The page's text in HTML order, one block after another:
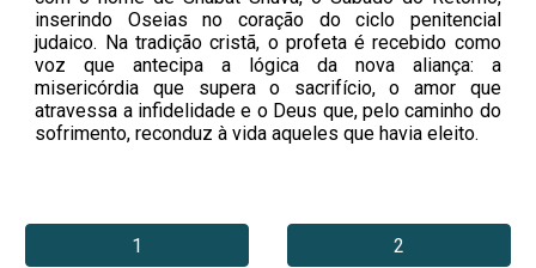
inserindo Oseias no coração do ciclo penitencial
judaico. Na tradição cristã, o profeta é recebido como
voz que antecipa a lógica da nova aliança: a
misericórdia que supera o sacrifício, o amor que
atravessa a infidelidade e o Deus que, pelo caminho do
sofrimento, reconduz à vida aqueles que havia eleito.
1 2